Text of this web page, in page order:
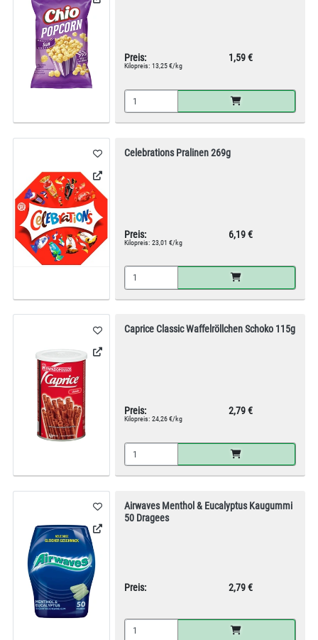
Preis: 1,59 €
Kilopreis: 13,25 €/kg
Celebrations Pralinen 269g
Preis: 6,19 €
Kilopreis: 23,01 €/kg
Caprice Classic Waffelröllchen Schoko 115g
Preis: 2,79 €
Kilopreis: 24,26 €/kg
Airwaves Menthol & Eucalyptus Kaugummi
50 Dragees
Preis: 2,79 €